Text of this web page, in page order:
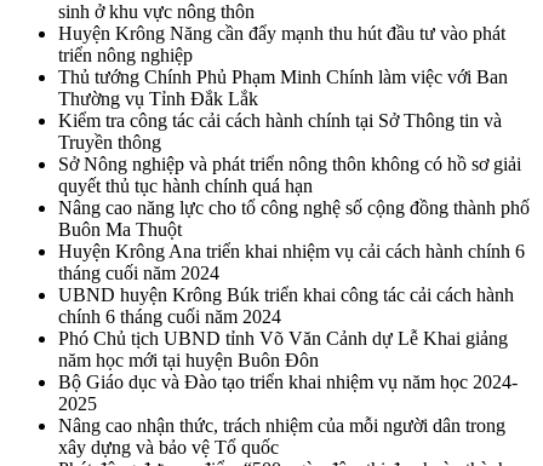
sinh ở khu vực nông thôn
Huyện Krông Năng cần đẩy mạnh thu hút đầu tư vào phát
triển nông nghiệp
Thủ tướng Chính Phủ Phạm Minh Chính làm việc với Ban
Thường vụ Tỉnh Đắk Lắk
Kiểm tra công tác cải cách hành chính tại Sở Thông tin và
Truyền thông
Sở Nông nghiệp và phát triển nông thôn không có hồ sơ giải
quyết thủ tục hành chính quá hạn
Nâng cao năng lực cho tổ công nghệ số cộng đồng thành phố
Buôn Ma Thuột
Huyện Krông Ana triển khai nhiệm vụ cải cách hành chính 6
tháng cuối năm 2024
UBND huyện Krông Búk triển khai công tác cải cách hành
chính 6 tháng cuối năm 2024
Phó Chủ tịch UBND tỉnh Võ Văn Cảnh dự Lễ Khai giảng
năm học mới tại huyện Buôn Đôn
Bộ Giáo dục và Đào tạo triển khai nhiệm vụ năm học 2024-
2025
Nâng cao nhận thức, trách nhiệm của mỗi người dân trong
xây dựng và bảo vệ Tổ quốc